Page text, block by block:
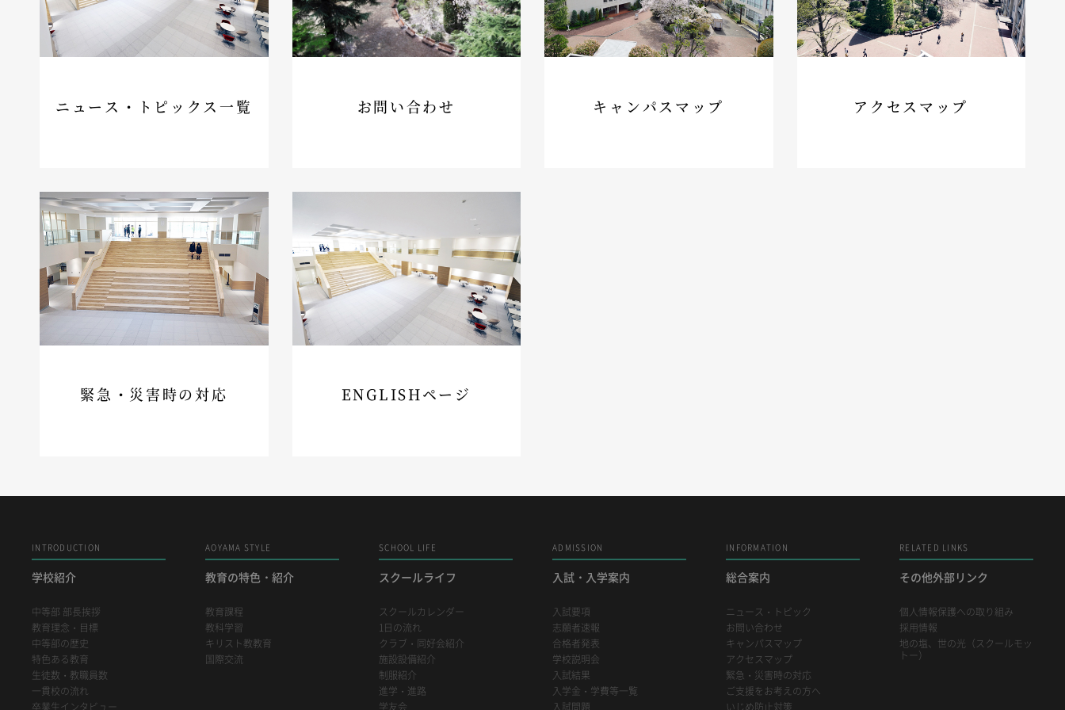
ニュース・トピックス一覧 お問い合わせ キャンパスマップ アクセスマップ
緊急・災害時の対応 ENGLISHページ
INTRODUCTION
学校紹介
中等部 部長挨拶
教育理念・目標
中等部の歴史
特色ある教育
生徒数・教職員数
一貫校の流れ
卒業生インタビュー
AOYAMA STYLE
教育の特色・紹介
教育課程
教科学習
キリスト教教育
国際交流
SCHOOL LIFE
スクールライフ
スクールカレンダー
1日の流れ
クラブ・同好会紹介
施設設備紹介
制服紹介
進学・進路
学友会
ADMISSION
入試・入学案内
入試要項
志願者速報
合格者発表
学校説明会
入試結果
入学金・学費等一覧
入試問題
INFORMATION
総合案内
ニュース・トピック
お問い合わせ
キャンパスマップ
アクセスマップ
緊急・災害時の対応
ご支援をお考えの方へ
いじめ防止対策
RELATED LINKS
その他外部リンク
個人情報保護への取り組み
採用情報
地の塩、世の光（スクールモッ
トー）